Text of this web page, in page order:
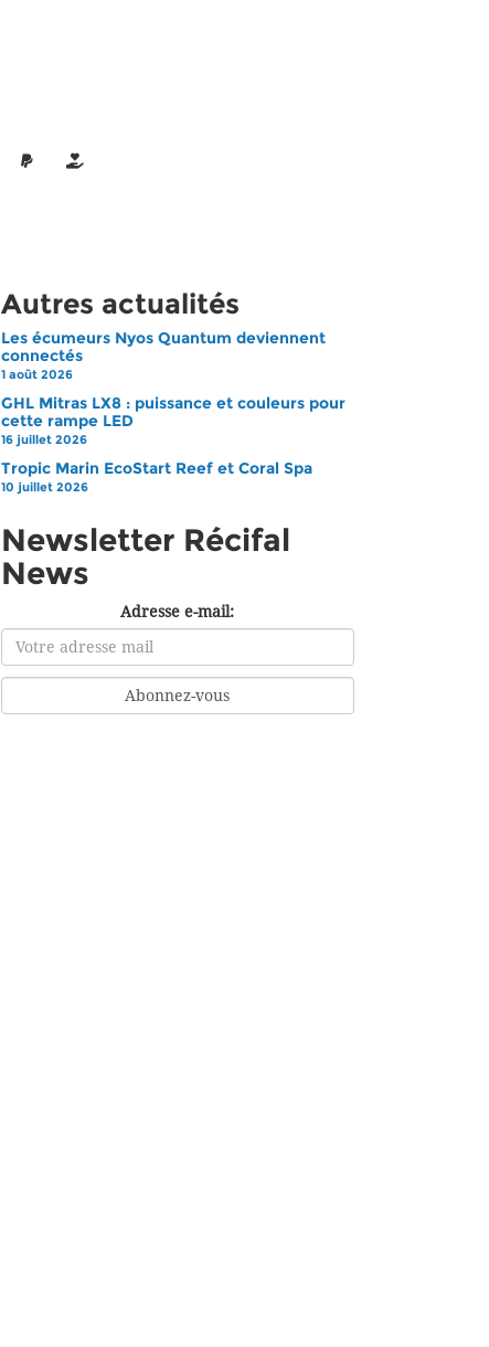
Autres actualités
Les écumeurs Nyos Quantum deviennent
connectés
1 août 2026
GHL Mitras LX8 : puissance et couleurs pour
cette rampe LED
16 juillet 2026
Tropic Marin EcoStart Reef et Coral Spa
10 juillet 2026
Newsletter Récifal
News
Adresse e-mail: